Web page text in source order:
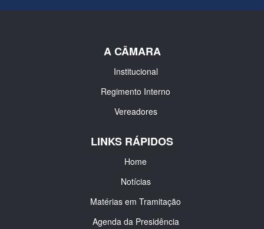
A CÂMARA
Institucional
Regimento Interno
Vereadores
LINKS RÁPIDOS
Home
Notícias
Matérias em Tramitação
Agenda da Presidência